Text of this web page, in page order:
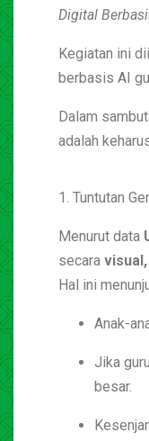
Digital
Kegiatan ini
berbasis AI
Dalam
adalah
1. Tuntutan
Menurut data
secara
Hal ini
Anak-
Jika
besar.